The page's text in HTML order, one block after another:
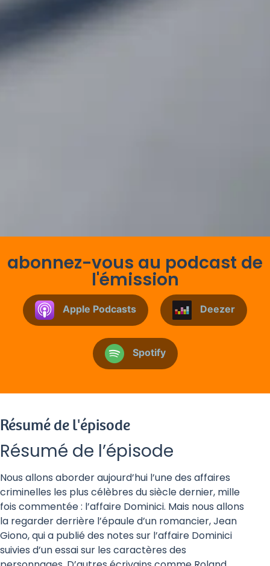
abonnez-vous au podcast de
l'émission
Apple Podcasts Deezer
Spotify
Résumé de l'épisode
Résumé de l’épisode
Nous allons aborder aujourd’hui l’une des affaires
criminelles les plus célèbres du siècle dernier, mille
fois commentée : l’affaire Dominici. Mais nous allons
la regarder derrière l’épaule d’un romancier, Jean
Giono, qui a publié des notes sur l’affaire Dominici
suivies d’un essai sur les caractères des